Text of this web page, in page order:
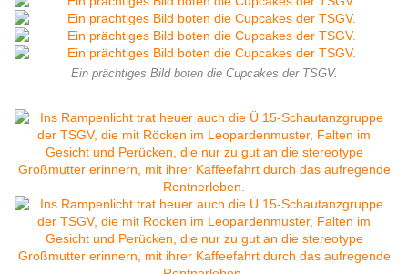
Ein prächtiges Bild boten die Cupcakes der TSGV.